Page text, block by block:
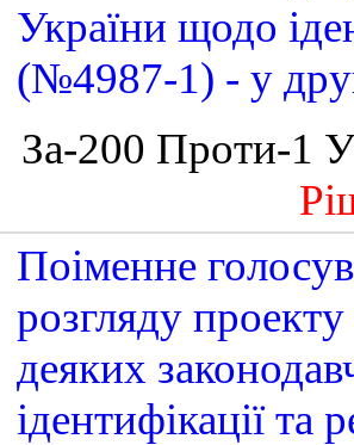
України щодо
(№4987-1) - у
За-200 Проти-1
Поіменне
розгляду
деяких
ідентифікації